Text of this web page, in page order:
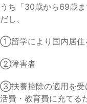
うち「30歳から69歳
だし、
①留学により国内居住
②障害者
③扶養控除の適用を受
活費・教育費に充てる